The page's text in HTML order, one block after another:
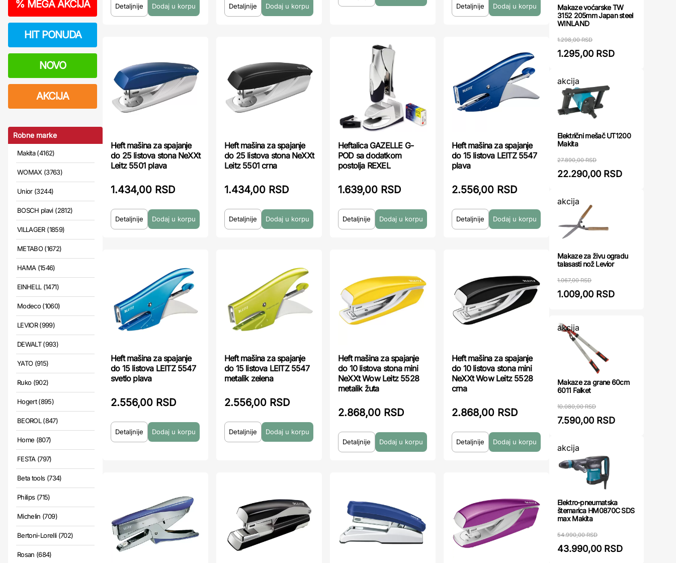
% MEGA AKCIJA
HIT PONUDA
NOVO
AKCIJA
Robne marke
Makita (4162)
WOMAX (3763)
Unior (3244)
BOSCH plavi (2812)
VILLAGER (1859)
METABO (1672)
HAMA (1546)
EINHELL (1471)
Modeco (1060)
LEVIOR (999)
DEWALT (993)
YATO (915)
Ruko (902)
Hogert (895)
BEOROL (847)
Home (807)
FESTA (797)
Beta tools (734)
Philips (715)
Michelin (709)
Bertoni-Lorelli (702)
Rosan (684)
Detaljnije Detaljnije Detaljnije
Heft mašina za spajanje
do 25 listova stona NeXXt
Leitz 5501 plava
1.434,00 RSD
Detaljnije
Heft mašina za spajanje
do 25 listova stona NeXXt
Leitz 5501 crna
1.434,00 RSD
Detaljnije
Heftalica GAZELLE G-
POD sa dodatkom
postolja REXEL
1.639,00 RSD
Detaljnije
Heft mašina za spajanje
do 15 listova LEITZ 5547
plava
2.556,00 RSD
Detaljnije
Heft mašina za spajanje
do 15 listova LEITZ 5547
svetlo plava
2.556,00 RSD
Detaljnije
Heft mašina za spajanje
do 15 listova LEITZ 5547
metalik zelena
2.556,00 RSD
Detaljnije
Heft mašina za spajanje
do 10 listova stona mini
NeXXt Wow Leitz 5528
metalik žuta
2.868,00 RSD
Detaljnije
Heft mašina za spajanje
do 10 listova stona mini
NeXXt Wow Leitz 5528
crna
2.868,00 RSD
Detaljnije
Makaze voćarske TW
3152 205mm Japan steel
WINLAND
1.298,00 RSD
1.295,00 RSD
akcija
Električni mešač UT1200
Makita
27.890,00 RSD
22.290,00 RSD
akcija
Makaze za živu ogradu
talasasti nož Levior
1.067,00 RSD
1.009,00 RSD
akcija
Makaze za grane 60cm
6011 Falket
10.080,00 RSD
7.590,00 RSD
akcija
Elektro-pneumatska
štemarica HM0870C SDS
max Makita
54.990,00 RSD
43.990,00 RSD